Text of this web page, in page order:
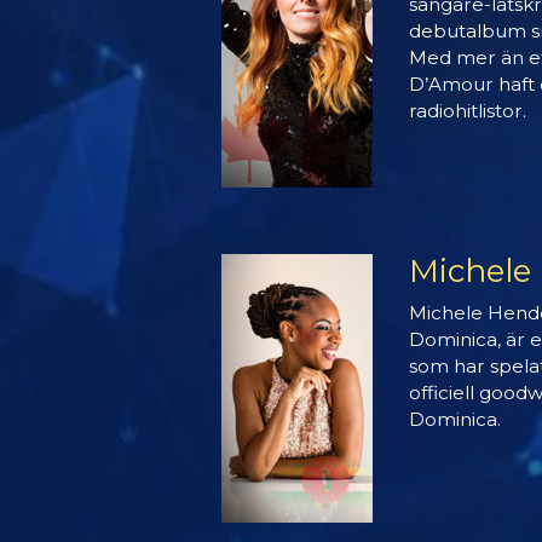
debutalbum
Med mer än
D’Amour
radiohitlistor.
Michele
Dominica, är
som har
officiell
Dominica.